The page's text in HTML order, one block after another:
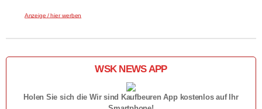
Anzeige / hier werben
WSK NEWS APP
Holen Sie sich die Wir sind Kaufbeuren App kostenlos auf Ihr